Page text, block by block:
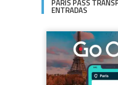
PARÍS PASS
ENTRADAS